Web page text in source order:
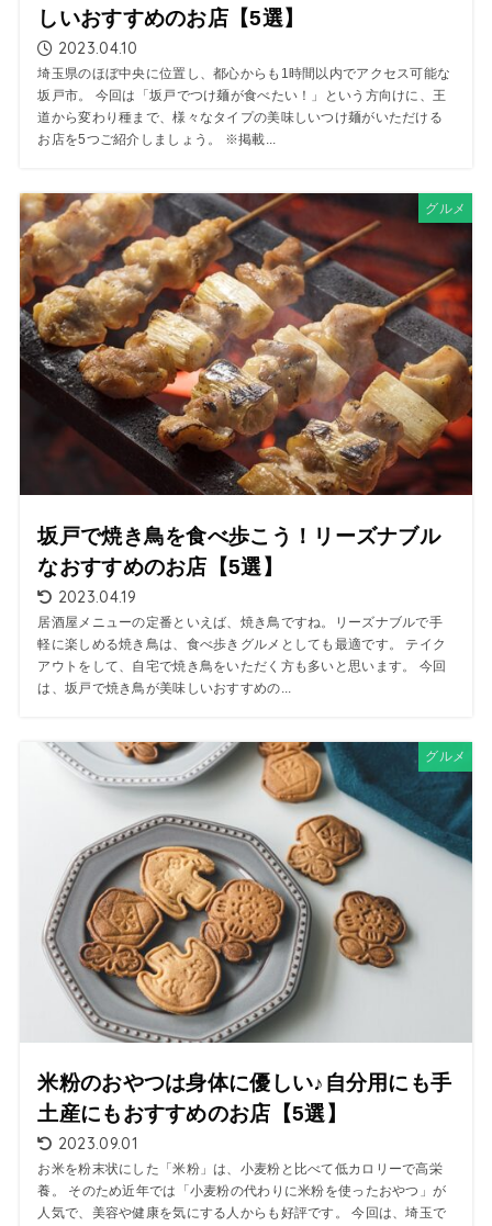
しいおすすめのお店【5選】
2023.04.10
埼玉県のほぼ中央に位置し、都心からも1時間以内でアクセス可能な
坂戸市。 今回は「坂戸でつけ麺が食べたい！」という方向けに、王
道から変わり種まで、様々なタイプの美味しいつけ麺がいただける
お店を5つご紹介しましょう。 ※掲載...
グルメ
坂戸で焼き鳥を食べ歩こう！リーズナブル
なおすすめのお店【5選】
2023.04.19
居酒屋メニューの定番といえば、焼き鳥ですね。リーズナブルで手
軽に楽しめる焼き鳥は、食べ歩きグルメとしても最適です。 テイク
アウトをして、自宅で焼き鳥をいただく方も多いと思います。 今回
は、坂戸で焼き鳥が美味しいおすすめの...
グルメ
米粉のおやつは身体に優しい♪自分用にも手
土産にもおすすめのお店【5選】
2023.09.01
お米を粉末状にした「米粉」は、小麦粉と比べて低カロリーで高栄
養。 そのため近年では「小麦粉の代わりに米粉を使ったおやつ」が
人気で、美容や健康を気にする人からも好評です。 今回は、埼玉で